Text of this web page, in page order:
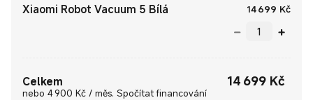
Xiaomi Robot Vacuum 5 Bílá 14 699 Kč
Celkem 14 699 Kč
nebo 4 900 Kč / měs. Spočítat financování